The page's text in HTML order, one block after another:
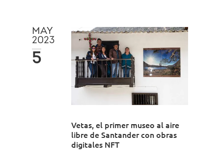
MAY
2023
5
Vetas, el primer museo al aire
libre de Santander con obras
digitales NFT